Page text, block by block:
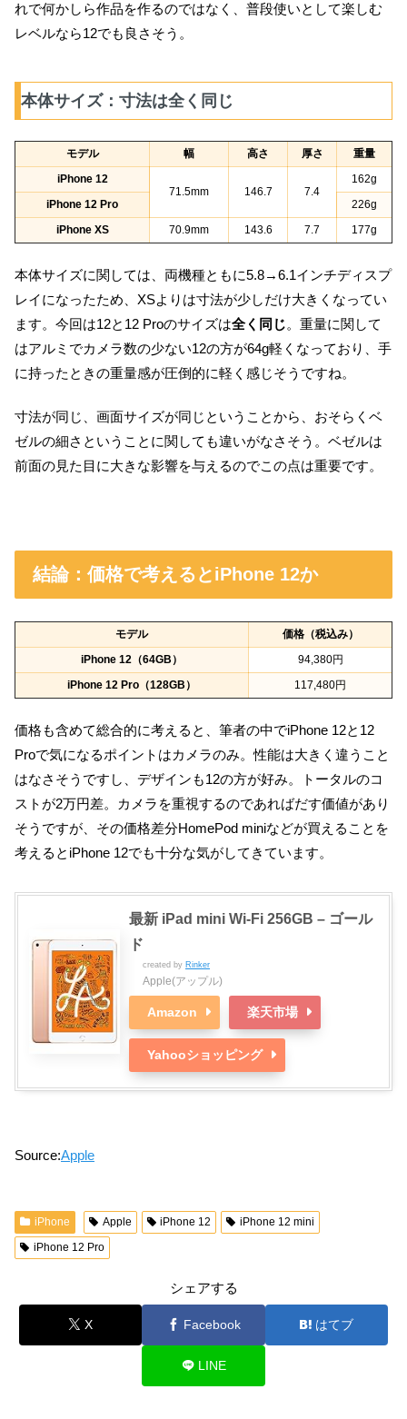
れで何かしら作品を作るのではなく、普段使いとして楽しむ
レベルなら12でも良さそう。
本体サイズ：寸法は全く同じ
モデル 幅 高さ 厚さ
重量
iPhone 12
71.5mm
146.7 7.4
162g
iPhone 12 Pro
226g
iPhone XS
70.9mm 143.6 7.7 177g
本体サイズに関しては、両機種ともに5.8→6.1インチディスプ
レイになったため、XSよりは寸法が少しだけ大きくなってい
ます。今回は12と12 Proのサイズは全く同じ。重量に関して
はアルミでカメラ数の少ない12の方が64g軽くなっており、手
に持ったときの重量感が圧倒的に軽く感じそうですね。
寸法が同じ、画面サイズが同じということから、おそらくベ
ゼルの細さということに関しても違いがなさそう。ベゼルは
前面の見た目に大きな影響を与えるのでこの点は重要です。
結論：価格で考えるとiPhone 12か
モデル
価格（税込み）
iPhone 12（64GB）
94,380円
iPhone 12 Pro（128GB）
117,480円
価格も含めて総合的に考えると、筆者の中でiPhone 12と12
Proで気になるポイントはカメラのみ。性能は大きく違うこと
はなさそうですし、デザインも12の方が好み。トータルのコ
ストが2万円差。カメラを重視するのであればだす価値があり
そうですが、その価格差分HomePod miniなどが買えることを
考えるとiPhone 12でも十分な気がしてきています。
最新 iPad mini Wi-Fi 256GB – ゴール
ド
created by Rinker
Apple(アップル)
Amazon 楽天市場
Yahooショッピング
Source:Apple
iPhone Apple iPhone 12
iPhone 12 mini
iPhone 12 Pro
シェアする
X Facebook はてブ
LINE